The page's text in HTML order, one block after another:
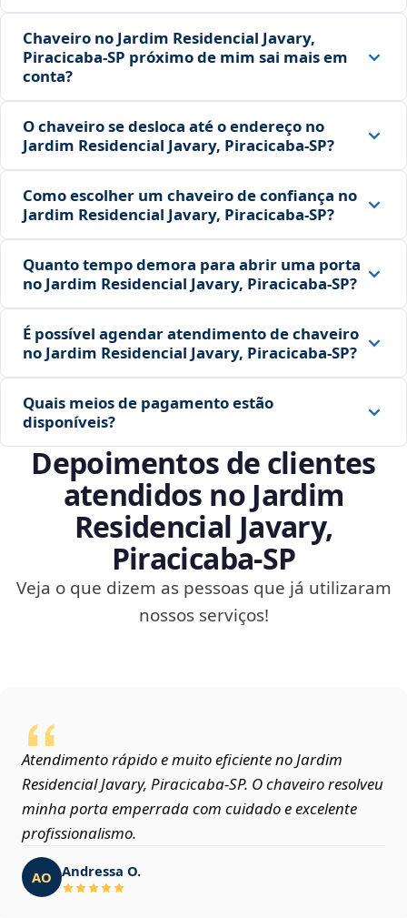
Chaveiro no Jardim Residencial Javary,
Piracicaba‑SP próximo de mim sai mais em
conta?
O chaveiro se desloca até o endereço no
Jardim Residencial Javary, Piracicaba‑SP?
Como escolher um chaveiro de confiança no
Jardim Residencial Javary, Piracicaba‑SP?
Quanto tempo demora para abrir uma porta
no Jardim Residencial Javary, Piracicaba‑SP?
É possível agendar atendimento de chaveiro
no Jardim Residencial Javary, Piracicaba‑SP?
Quais meios de pagamento estão
disponíveis?
Depoimentos de clientes
atendidos no Jardim
Residencial Javary,
Piracicaba‑SP
Veja o que dizem as pessoas que já utilizaram
nossos serviços!
Atendimento rápido e muito eficiente no Jardim
Residencial Javary, Piracicaba‑SP. O chaveiro resolveu
minha porta emperrada com cuidado e excelente
profissionalismo.
AO Andressa O.